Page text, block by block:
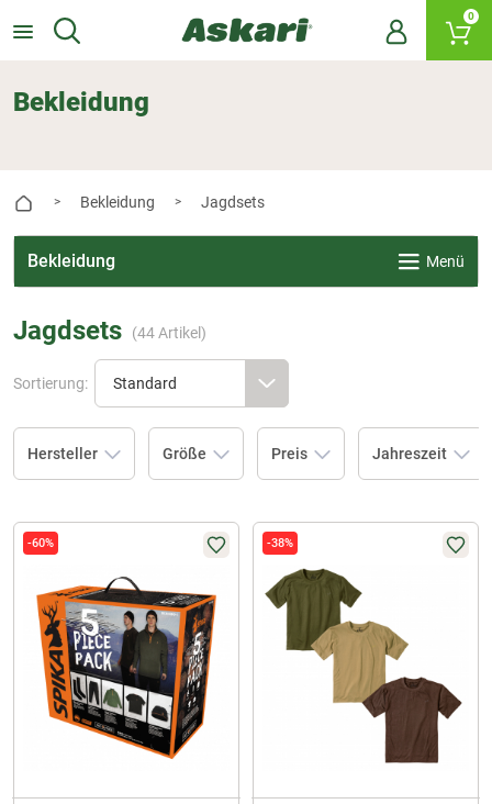
0
Bekleidung
> Bekleidung > Jagdsets
Bekleidung Menü
Jagdsets (44 Artikel)
Sortierung:
Hersteller Größe Preis Jahreszeit
-60% -38%